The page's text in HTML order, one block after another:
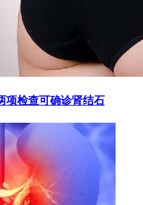
项检查可确诊肾结石